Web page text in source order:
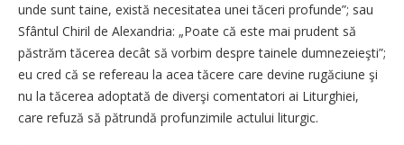
unde sunt taine, există necesitatea unei tăceri profunde”; sau
Sfântul Chiril de Alexandria: „Poa­­te că este mai prudent să
păstrăm tăcerea decât să vorbim despre tainele dumnezeieşti”;
eu cred că se refereau la acea tăcere care devine rugăciune şi
nu la tăcerea adoptată de diverşi comentatori ai Liturghiei,
care refuză să pătrundă profunzimile actului liturgic.